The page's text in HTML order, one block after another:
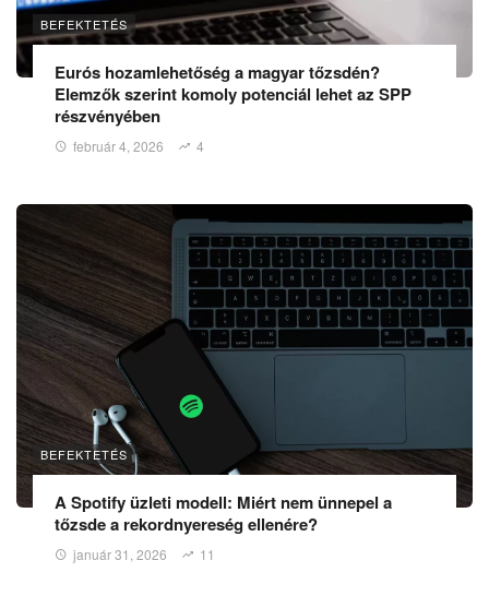
BEFEKTETÉS
Eurós hozamlehetőség a magyar tőzsdén?
Elemzők szerint komoly potenciál lehet az SPP
részvényében
február 4, 2026 4
BEFEKTETÉS
A Spotify üzleti modell: Miért nem ünnepel a
tőzsde a rekordnyereség ellenére?
január 31, 2026 11